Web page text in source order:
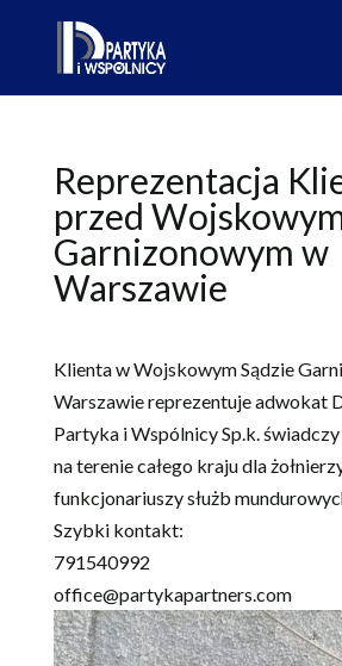
Reprezentacja
przed
Garnizonowym w
Warszawie
Klienta w Wojskowym Sądzie
Warszawie reprezentuje adwokat
Partyka i Wspólnicy Sp.k.
na terenie całego kraju dla
funkcjonariuszy służb
Szybki kontakt:
791540992
office@partykapartners.com